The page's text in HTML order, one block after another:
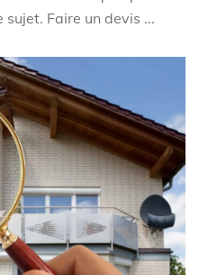
Faire un devis ...